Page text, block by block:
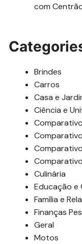
com
Brindes
Carros
Casa e
Ciência e
Culinária
Educação e
Família e
Finanças
Geral
Motos